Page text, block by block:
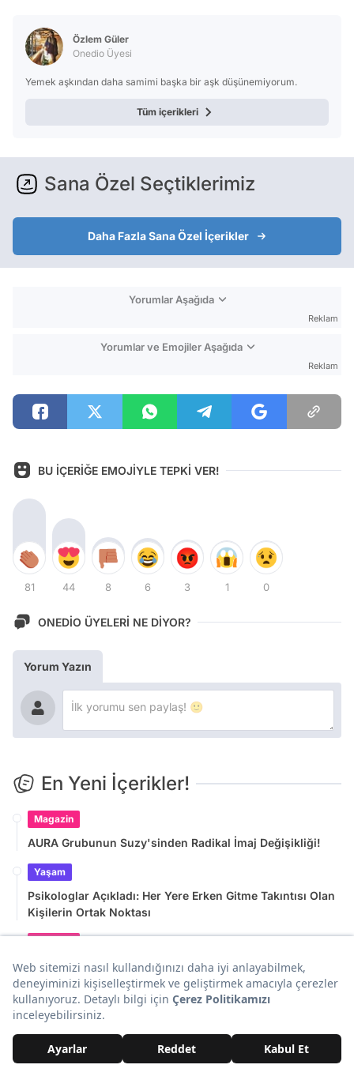
Özlem Güler
Onedio Üyesi
Yemek aşkından daha samimi başka bir aşk düşünemiyorum.
Tüm içerikleri
Sana Özel Seçtiklerimiz
Daha Fazla Sana Özel İçerikler
Yorumlar Aşağıda
Reklam
Yorumlar ve Emojiler Aşağıda
Reklam
BU İÇERİĞE EMOJİYLE TEPKİ VER!
81 44 8 6 3 1 0
ONEDİO ÜYELERİ NE DİYOR?
Yorum Yazın
En Yeni İçerikler!
Magazin
AURA Grubunun Suzy'sinden Radikal İmaj Değişikliği!
Yaşam
Psikologlar Açıkladı: Her Yere Erken Gitme Takıntısı Olan
Kişilerin Ortak Noktası
As Bayrakları: İki Türk İsim, Grammy Ödülleri'nde Oy
Kullanacak Jüriye Seçildi!
Yaşam
Çölün Ortasına Kurdukları Güneş Tarlası Çölün Kaderini
Değiştirdi: Çiftçiler İçin Umut Oldu